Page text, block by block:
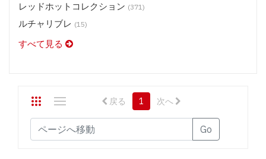
スタジオテリヤキ チキンテリヤキ・他 (DVD) $9.50
スカイハイエンターテインメント (BD) $19.50
スカイハイエンターテインメント (DVD) $13.50
レッドホットジャム (DVD) $13.50
レッドホットフェティッシュコレクション (DVD) $13.50
レッドホット コレクション (DVD) $9.50
ルチャリブレ (DVD) $13.50
レッドホットコレクション (371)
ルチャリブレ (15)
すべて見る
戻る 1 次へ
Go